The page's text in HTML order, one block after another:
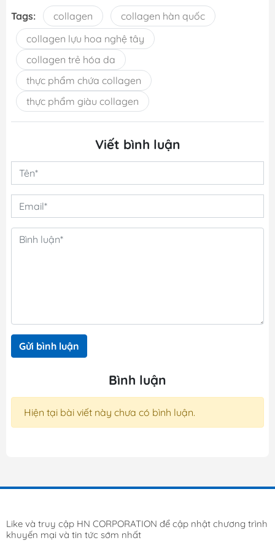
Tags: collagen
collagen hàn quốc
collagen lựu hoa nghệ tây
collagen trẻ hóa da
thực phẩm chứa collagen
thực phẩm giàu collagen
Viết bình luận
Gửi bình luận
Bình luận
Hiện tại bài viết này chưa có bình luận.
Like và truy cập HN CORPORATION để cập nhật chương trình
khuyến mại và tin tức sớm nhất